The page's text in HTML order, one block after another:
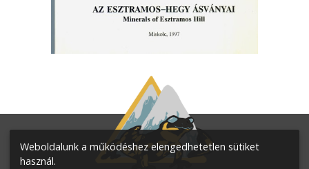
Weboldalunk a működéshez elengedhetetlen sütiket
használ.